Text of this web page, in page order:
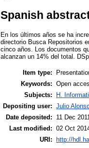
Spanish
En los últimos años se ha
directorio Busca Repositorios
cinco años. Los documentos
alcanzan un 14% del total.
Item type:
Keywords: Open
Subjects:
H.
Depositing user: Julio
Date deposited:
11 Dec 2011
Last modified: 02 Oct
URI:
http://